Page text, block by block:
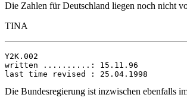
Die Zahlen für Deutschland liegen noch nicht
TINA
Y2K.002
written ..........: 15.11.96
Die Bundesregierung ist inzwischen ebenfalls